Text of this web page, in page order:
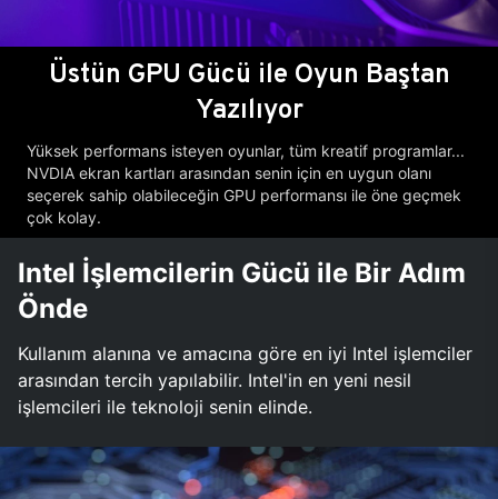
Üstün GPU Gücü ile Oyun Baştan
Yazılıyor
Yüksek performans isteyen oyunlar, tüm kreatif programlar...
NVDIA ekran kartları arasından senin için en uygun olanı
seçerek sahip olabileceğin GPU performansı ile öne geçmek
çok kolay.
Intel İşlemcilerin Gücü ile Bir Adım
Önde
Kullanım alanına ve amacına göre en iyi Intel işlemciler
arasından tercih yapılabilir. Intel'in en yeni nesil
işlemcileri ile teknoloji senin elinde.